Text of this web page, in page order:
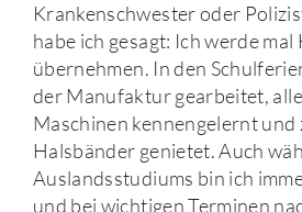
Krankenschwester oder
habe ich gesagt: Ich werde mal
übernehmen. In den
der Manufaktur gearbeitet,
Maschinen kennengelernt und
Halsbänder genietet. Auch
Auslandsstudiums bin ich
und bei wichtigen Terminen